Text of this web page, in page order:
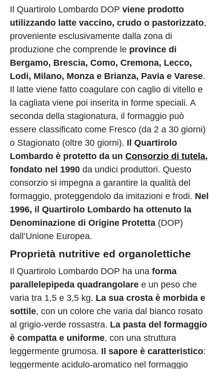
Il Quartirolo Lombardo DOP viene prodotto
utilizzando latte vaccino, crudo o pastorizzato,
proveniente esclusivamente dalla zona di
produzione che comprende le province di
Bergamo, Brescia, Como, Cremona, Lecco,
Lodi, Milano, Monza e Brianza, Pavia e Varese.
Il latte viene fatto coagulare con caglio di vitello e
la cagliata viene poi inserita in forme speciali. A
seconda della stagionatura, il formaggio può
essere classificato come Fresco (da 2 a 30 giorni)
o Stagionato (oltre 30 giorni). Il Quartirolo
Lombardo è protetto da un Consorzio di tutela,
fondato nel 1990 da undici produttori. Questo
consorzio si impegna a garantire la qualità del
formaggio, proteggendolo da imitazioni e frodi. Nel
1996, il Quartirolo Lombardo ha ottenuto la
Denominazione di Origine Protetta (DOP)
dall’Unione Europea.
Proprietà nutritive ed organolettiche
Il Quartirolo Lombardo DOP ha una forma
parallelepipeda quadrangolare e un peso che
varia tra 1,5 e 3,5 kg. La sua crosta è morbida e
sottile, con un colore che varia dal bianco rosato
al grigio-verde rossastra. La pasta del formaggio
è compatta e uniforme, con una struttura
leggermente grumosa. Il sapore è caratteristico:
leggermente acidulo-aromatico nel formaggio